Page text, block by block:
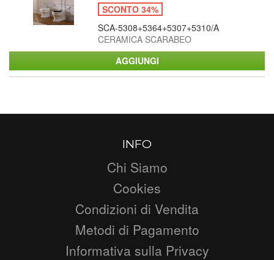
SCONTO 34%
SCA-5308+5364+5307+5310/A
CERAMICA SCARABEO
INFO
Chi Siamo
Cookies
Condizioni di Vendita
Metodi di Pagamento
Informativa sulla Privacy